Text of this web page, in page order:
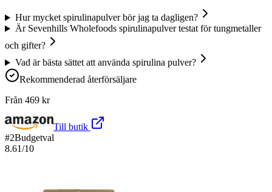
Hur mycket spirulinapulver bör jag ta dagligen?
Är Sevenhills Wholefoods spirulinapulver testat för tungmetaller
och gifter?
Vad är bästa sättet att använda spirulina pulver?
Rekommenderad återförsäljare
Från 469 kr
Till butik
#2Budgetval
8.61/10